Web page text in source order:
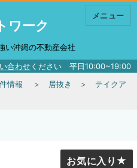
ワーク
い沖縄の不動産会社
合わせください 平日10:00~19:00
メニュー
情報 居抜き
テイクア
お気に入り